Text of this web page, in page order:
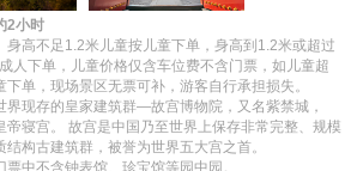
2小时
身高不足1.2米儿童按儿童下单，身高到1.2米或超过
人下单，儿童价格仅含车位费不含门票，如儿童超
下单，现场景区无票可补，游客自行承担损失。
界现存的皇家建筑群—故宫博物院，又名紫禁城，
帝寝宫。 故宫是中国乃至世界上保存非常完整、规模
结构古建筑群，被誉为世界五大宫之首。
票中不含钟表馆、珍宝馆等园中园。